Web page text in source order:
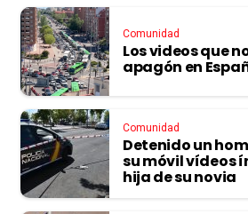
Comunidad
Los videos que
apagón en
Comunidad
Detenido un
su móvil vídeos
hija de su novia